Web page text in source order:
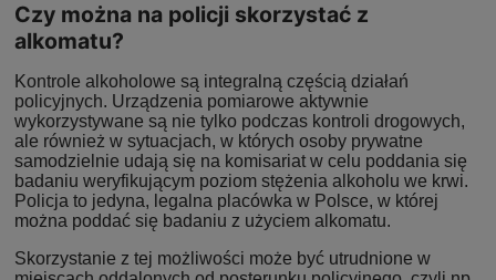
Czy można na policji skorzystać z
alkomatu?
Kontrole alkoholowe są integralną częścią działań
policyjnych. Urządzenia pomiarowe aktywnie
wykorzystywane są nie tylko podczas kontroli drogowych,
ale również w sytuacjach, w których osoby prywatne
samodzielnie udają się na komisariat w celu poddania się
badaniu weryfikującym poziom stężenia alkoholu we krwi.
Policja to jedyna, legalna placówka w Polsce, w której
można poddać się badaniu z użyciem alkomatu.
Skorzystanie z tej możliwości może być utrudnione w